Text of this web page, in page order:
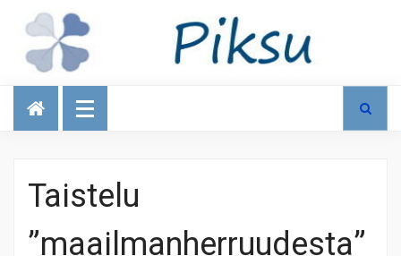
Talous
Taistelu
”maailmanherruudesta”